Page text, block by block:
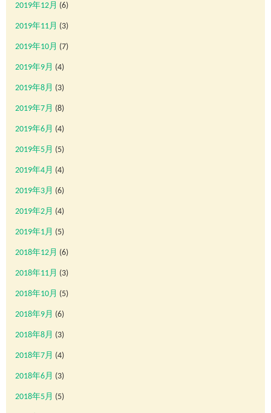
2019年12月 (6)
2019年11月 (3)
2019年10月 (7)
2019年9月 (4)
2019年8月 (3)
2019年7月 (8)
2019年6月 (4)
2019年5月 (5)
2019年4月 (4)
2019年3月 (6)
2019年2月 (4)
2019年1月 (5)
2018年12月 (6)
2018年11月 (3)
2018年10月 (5)
2018年9月 (6)
2018年8月 (3)
2018年7月 (4)
2018年6月 (3)
2018年5月 (5)